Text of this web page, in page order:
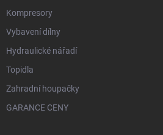
Kompresory
Vybavení dílny
Hydraulické nářadí
Topidla
Zahradní houpačky
GARANCE CENY